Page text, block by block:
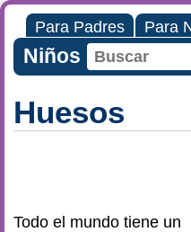
Para Padres Para
Niños
Huesos
Todo el mundo tiene un